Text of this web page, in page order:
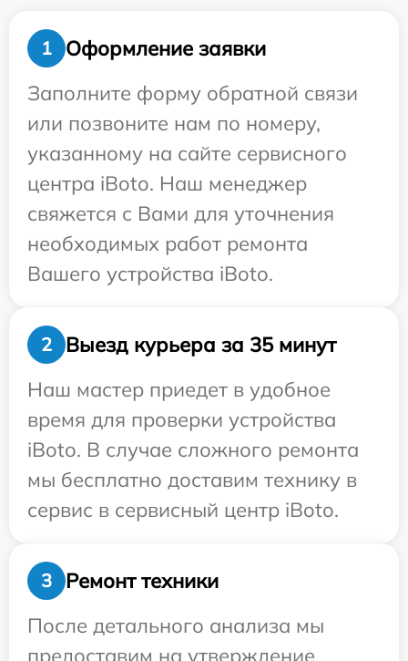
1
Оформление заявки
Заполните форму обратной связи
или позвоните нам по номеру,
указанному на сайте сервисного
центра iBoto. Наш менеджер
свяжется с Вами для уточнения
необходимых работ ремонта
Вашего устройства iBoto.
2
Выезд курьера за 35 минут
Наш мастер приедет в удобное
время для проверки устройства
iBoto. В случае сложного ремонта
мы бесплатно доставим технику в
сервис в сервисный центр iBoto.
3
Ремонт техники
После детального анализа мы
предоставим на утверждение